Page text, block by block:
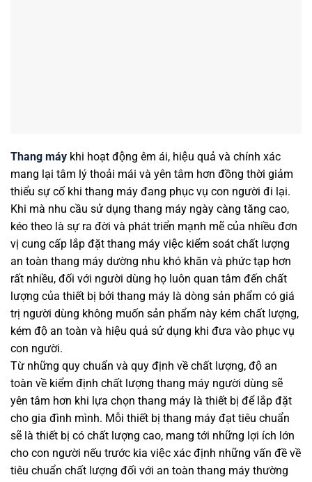
Thang máy khi hoạt động êm ái, hiệu quả và chính xác
mang lại tâm lý thoải mái và yên tâm hơn đồng thời giảm
thiểu sự cố khi thang máy đang phục vụ con người đi lại.
Khi mà nhu cầu sử dụng thang máy ngày càng tăng cao,
kéo theo là sự ra đời và phát triển mạnh mẽ của nhiều đơn
vị cung cấp lắp đặt thang máy việc kiểm soát chất lượng
an toàn thang máy dường nhu khó khăn và phức tạp hơn
rất nhiều, đối với người dùng họ luôn quan tâm đến chất
lượng của thiết bị bởi thang máy là dòng sản phẩm có giá
trị người dùng không muốn sản phẩm này kém chất lượng,
kém độ an toàn và hiệu quả sử dụng khi đưa vào phục vụ
con người.
Từ những quy chuẩn và quy định về chất lượng, độ an
toàn về kiểm định chất lượng thang máy người dùng sẽ
yên tâm hơn khi lựa chọn thang máy là thiết bị để lắp đặt
cho gia đình mình. Mỗi thiết bị thang máy đạt tiêu chuẩn
sẽ là thiết bị có chất lượng cao, mang tới những lợi ích lớn
cho con người nếu trước kia việc xác định những vấn đề về
tiêu chuẩn chất lượng đối với an toàn thang máy thường